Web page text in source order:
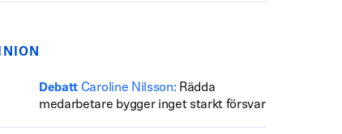
Debatt Caroline Nilsson: Rädda
medarbetare bygger inget starkt försvar